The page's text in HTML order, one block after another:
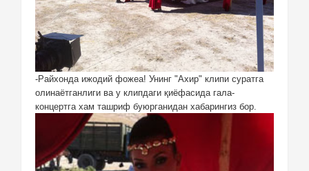
-Райхонда ижодий фожеа! Унинг "Ахир" клипи суратга
олинаётганлиги ва у клипдаги қиёфасида гала-
концертга хам ташриф буюрганидан хабарингиз бор.